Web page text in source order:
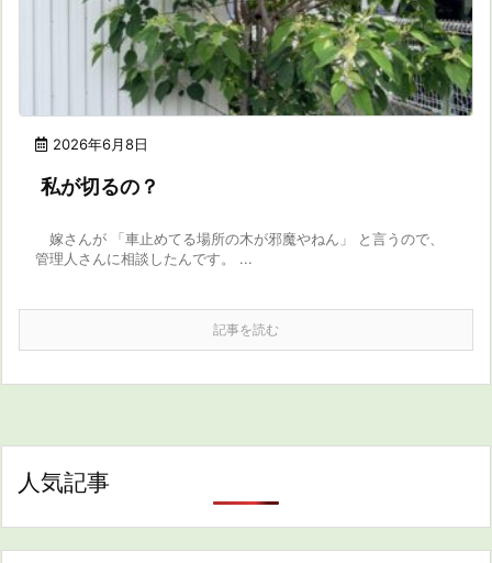
2026年6月8日
私が切るの？
嫁さんが 「車止めてる場所の木が邪魔やねん」 と言うので、
管理人さんに相談したんです。 ...
記事を読む
人気記事